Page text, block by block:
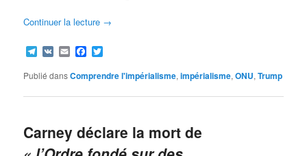
Continuer la lecture →
Telegram
VK EmailFacebook
Publié dansComprendre l'impérialisme,impérialisme,ONU,Trump
Carney déclare la mort de